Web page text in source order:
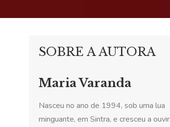
SOBRE A AUTORA
Maria Varanda
Nasceu no ano de 1994, sob uma lua
minguante, em Sintra, e cresceu a ouvir